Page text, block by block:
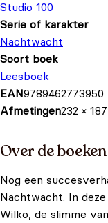
Studio 100
Serie of karakter
Nachtwacht
Soort boek
Leesboek
EAN9789462773950
Afmetingen232 ×
Over de
Nog een
Nachtwacht. In
Wilko, de slimme